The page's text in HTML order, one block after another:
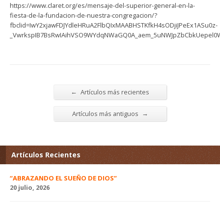
https://www.claret.org/es/mensaje-del-superior-general-en-la-
fiesta-de-la-fundacion-de-nuestra-congregacion/?
fbclid=IwY2xjawFDJYdleHRuA2FlbQIxMAABHSTKfkH4sODjiJPeEx1ASu0z-
← Artículos más recientes
Artículos más antiguos →
Artículos Recientes
“ABRAZANDO EL SUEÑO DE DIOS”
20 julio, 2026